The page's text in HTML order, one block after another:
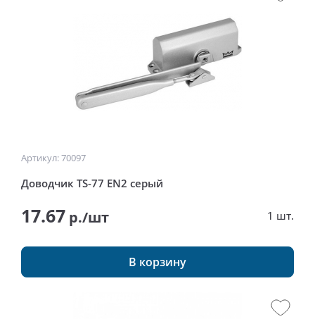
Артикул: 70097
Доводчик TS-77 EN2 серый
17.67 р./шт 1 шт.
В корзину